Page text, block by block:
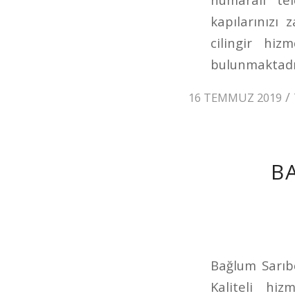
cilingir
16 TEMMUZ 2019 /
Bağlum
Kaliteli